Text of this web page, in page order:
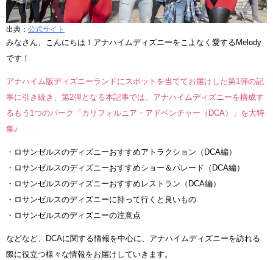
出典： 公式サイト
みなさん、こんにちは！アナハイムディズニーをこよなく愛するMelody
です！
アナハイム版ディズニーランドにスポットを当ててお届けした第1弾の記
事に引き続き、第2弾となる本記事では、アナハイムディズニーを構成す
るもう1つのパーク「カリフォルニア・アドベンチャー（DCA）」を大特
集♪
・ロサンゼルスのディズニーおすすめアトラクション（DCA編）
・ロサンゼルスのディズニーおすすめショー＆パレード（DCA編）
・ロサンゼルスのディズニーおすすめレストラン（DCA編）
・ロサンゼルスのディズニーに持って行くと良いもの
・ロサンゼルスのディズニーの注意点
などなど、DCAに関する情報を中心に、アナハイムディズニーを訪れる
際に役立つ様々な情報をお届けしていきます。